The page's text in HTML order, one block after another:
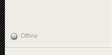
Offline